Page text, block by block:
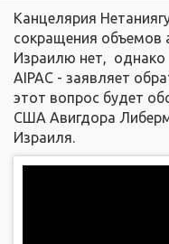
Канцелярия
сокращения объемов
Израилю нет,
AIPAC - заявляет
этот вопрос будет
США Авигдора
Израиля.